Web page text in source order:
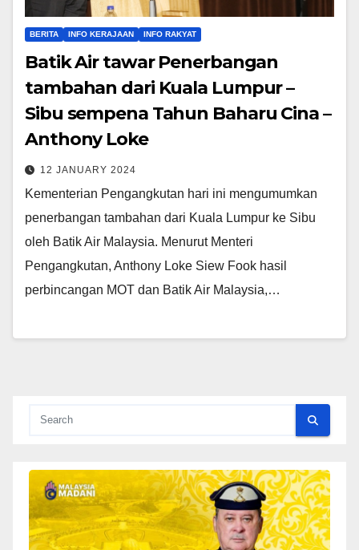
BERITA INFO KERAJAAN INFO RAKYAT
Batik Air tawar Penerbangan
tambahan dari Kuala Lumpur –
Sibu sempena Tahun Baharu Cina –
Anthony Loke
12 JANUARY 2024
Kementerian Pengangkutan hari ini mengumumkan
penerbangan tambahan dari Kuala Lumpur ke Sibu
oleh Batik Air Malaysia. Menurut Menteri
Pengangkutan, Anthony Loke Siew Fook hasil
perbincangan MOT dan Batik Air Malaysia,…